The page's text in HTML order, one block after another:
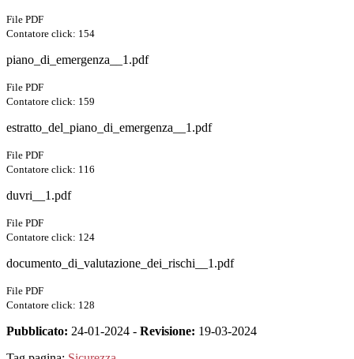
File PDF
Contatore click: 154
piano_di_emergenza__1.pdf
File PDF
Contatore click: 159
estratto_del_piano_di_emergenza__1.pdf
File PDF
Contatore click: 116
duvri__1.pdf
File PDF
Contatore click: 124
documento_di_valutazione_dei_rischi__1.pdf
File PDF
Contatore click: 128
Pubblicato: 24-01-2024 - Revisione: 19-03-2024